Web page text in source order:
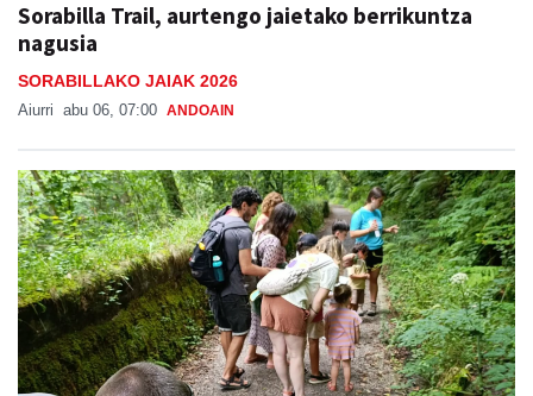
Sorabilla Trail, aurtengo jaietako berrikuntza
nagusia
SORABILLAKO JAIAK 2026
Aiurri abu 06, 07:00 ANDOAIN